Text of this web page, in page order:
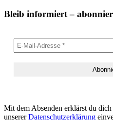
Bleib informiert –
Mit dem Absenden erklärst du
unsererDatenschutzerklärung